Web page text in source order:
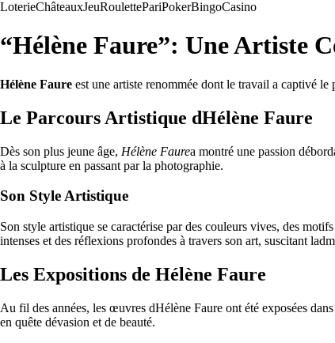
LoterieChâteauxJeuRoulettePariPokerBingoCasino
“Hélène Faure”: Une Artiste
Hélène Faure est une artiste renommée dont le travail a captivé
Le Parcours Artistique dHélène Faure
Dès son plus jeune âge, Hélène Faurea montré une passion
à la sculpture en passant par la photographie.
Son Style Artistique
Son style artistique se caractérise par des couleurs vives, des
intenses et des réflexions profondes à travers son art, suscitant
Les Expositions de Hélène Faure
Au fil des années, les œuvres dHélène Faure ont été exposées
en quête dévasion et de beauté.